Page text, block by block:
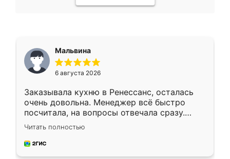
Мальвина
6 августа 2026
Заказывала кухню в Ренессанс, осталась
очень довольна. Менеджер всё быстро
посчитала, на вопросы отвечала сразу.
Замерщик приехал в субботу, подошёл к
делу со всей ответственностью. Собрали
за день, ребята работали аккуратно, даже
Читать полностью